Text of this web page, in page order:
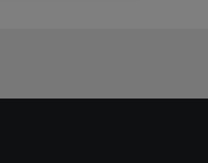
verschillende
kunnen worden
vergelijkbare